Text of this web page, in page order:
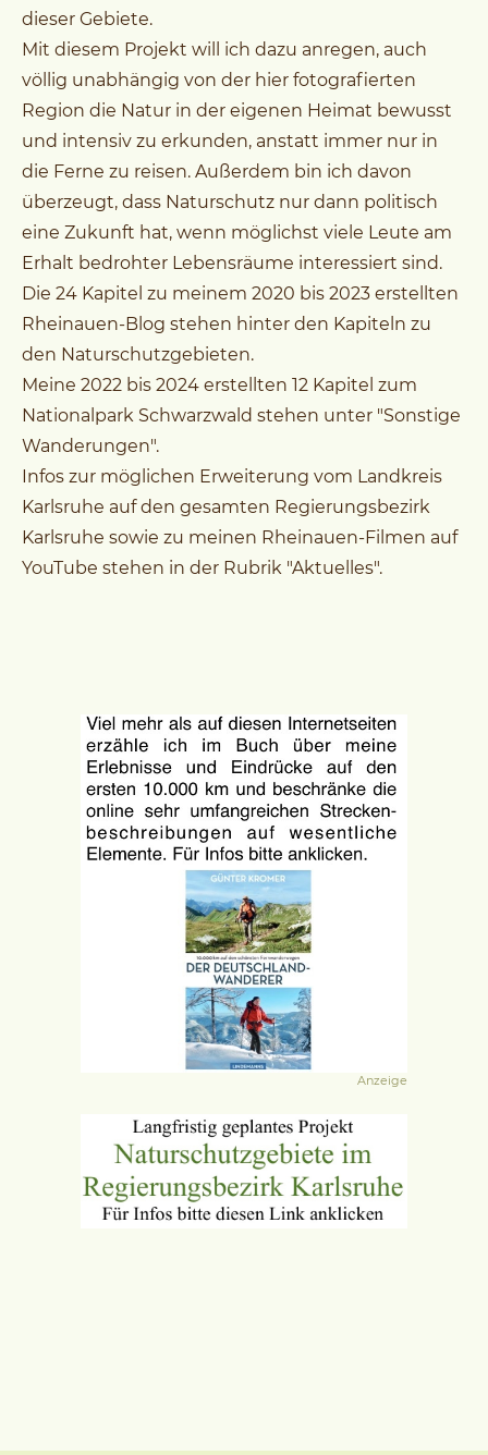
dieser Gebiete.
Mit diesem Projekt will ich dazu anregen, auch
völlig unabhängig von der hier fotografierten
Region die Natur in der eigenen Heimat bewusst
und intensiv zu erkunden, anstatt immer nur in
die Ferne zu reisen. Außerdem bin ich davon
überzeugt, dass Naturschutz nur dann politisch
eine Zukunft hat, wenn möglichst viele Leute am
Erhalt bedrohter Lebensräume interessiert sind.
Die 24 Kapitel zu meinem 2020 bis 2023 erstellten
Rheinauen-Blog stehen hinter den Kapiteln zu
den Naturschutzgebieten.
Meine 2022 bis 2024 erstellten 12 Kapitel zum
Nationalpark Schwarzwald stehen unter "Sonstige
Wanderungen".
Infos zur möglichen Erweiterung vom Landkreis
Karlsruhe auf den gesamten Regierungsbezirk
Karlsruhe sowie zu meinen Rheinauen-Filmen auf
YouTube stehen in der Rubrik "Aktuelles".
Anzeige